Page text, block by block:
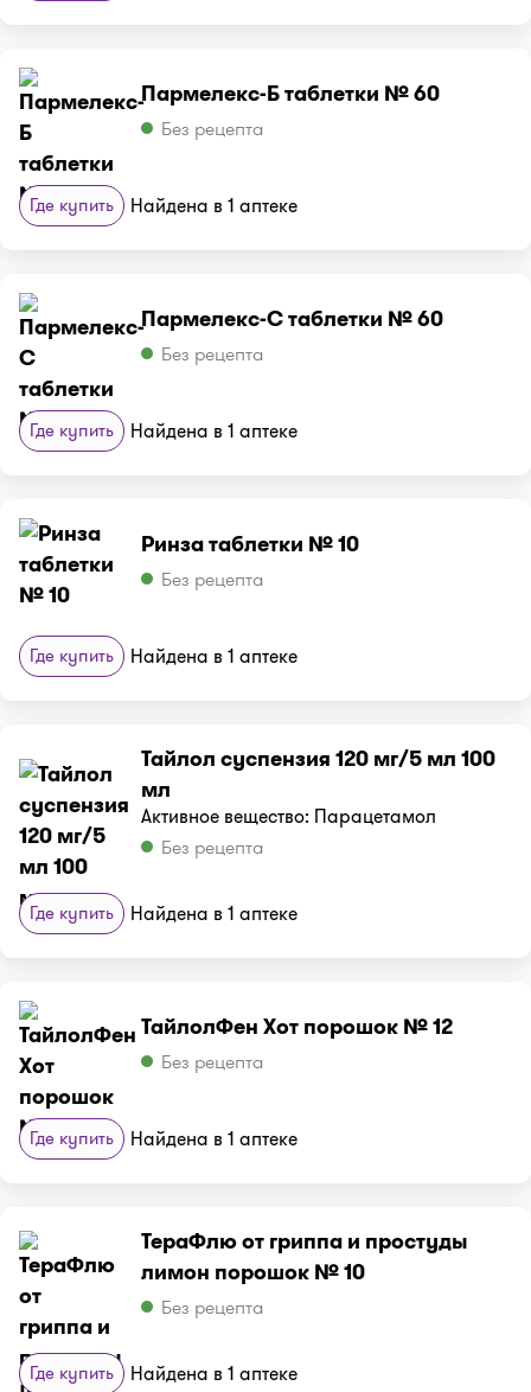
Пармелекс-Б таблетки № 60
Без рецепта
Где купить Найдена в 1 аптеке
Пармелекс-С таблетки № 60
Без рецепта
Где купить Найдена в 1 аптеке
Ринза таблетки № 10
Без рецепта
Где купить Найдена в 1 аптеке
Тайлол суспензия 120 мг/5 мл 100
мл
Активное вещество: Парацетамол
Без рецепта
Где купить Найдена в 1 аптеке
ТайлолФен Хот порошок № 12
Без рецепта
Где купить Найдена в 1 аптеке
ТераФлю от гриппа и простуды
лимон порошок № 10
Без рецепта
Где купить Найдена в 1 аптеке